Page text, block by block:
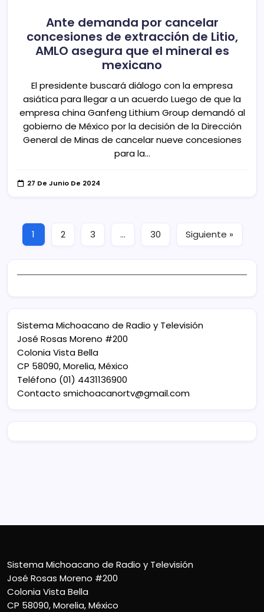
Ante demanda por cancelar
concesiones de extracción de Litio,
AMLO asegura que el mineral es
mexicano
El presidente buscará diálogo con la empresa
asiática para llegar a un acuerdo Luego de que la
empresa china Ganfeng Lithium Group demandó al
gobierno de México por la decisión de la Dirección
General de Minas de cancelar nueve concesiones
para la…
27 De Junio De 2024
1 2 3 … 30 Siguiente »
Sistema Michoacano de Radio y Televisión
José Rosas Moreno #200
Colonia Vista Bella
CP 58090, Morelia, México
Teléfono (01) 4431136900
Contacto smichoacanortv@gmail.com
Sistema Michoacano de Radio y Televisión
José Rosas Moreno #200
Colonia Vista Bella
CP 58090, Morelia, México